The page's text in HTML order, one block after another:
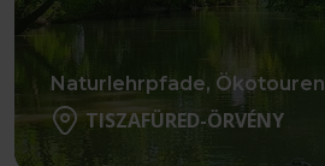
Naturlehrpfade, Ökotouren
TISZAFÜRED-ÖRVÉNY